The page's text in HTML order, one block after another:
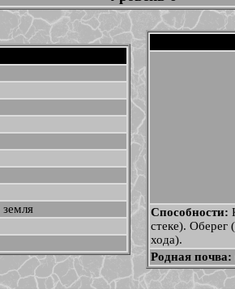
земля
Способности:
стеке). Оберег
хода).
Родная почва: